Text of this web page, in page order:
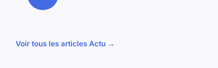
Voir tous les articles Actu →